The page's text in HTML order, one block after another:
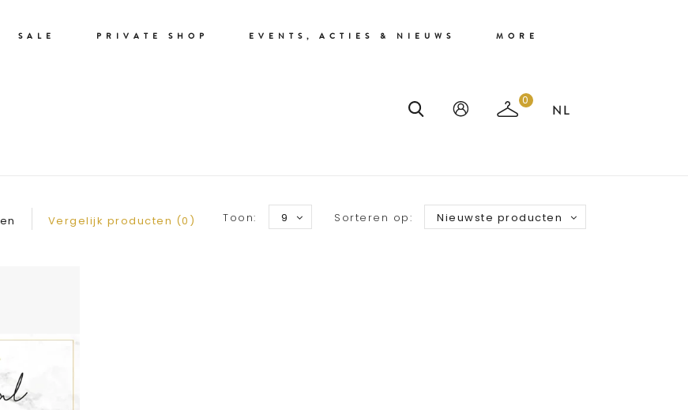
SALE PRIVATE SHOP EVENTS, ACTIES & NIEUWS MORE
0
Vergelijk producten (0) Sorteren op: Nieuwste producten
Toon: 9